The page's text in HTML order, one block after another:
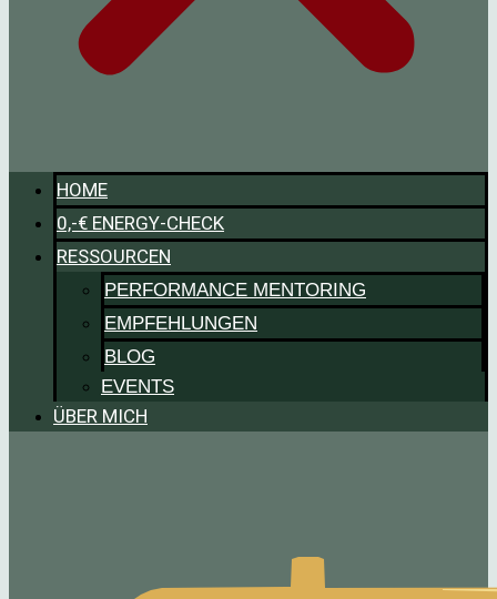
HOME
0,-€ ENERGY-CHECK
RESSOURCEN
PERFORMANCE MENTORING
EMPFEHLUNGEN
BLOG
EVENTS
ÜBER MICH